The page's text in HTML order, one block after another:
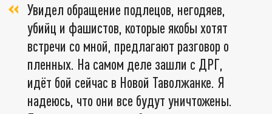
Увидел обращение подлецов, негодяев,
убийц и фашистов, которые якобы хотят
встречи со мной, предлагают разговор о
пленных. На самом деле зашли с ДРГ,
идёт бой сейчас в Новой Таволжанке. Я
надеюсь, что они все будут уничтожены.